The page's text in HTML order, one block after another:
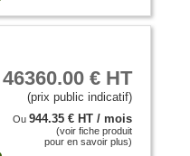
46360.00 € HT
(prix public indicatif)
Ou944.35 € HT / mois
(voir fiche produit
pour en savoir plus)